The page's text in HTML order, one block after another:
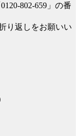
802-659」の番
り返しをお願いい